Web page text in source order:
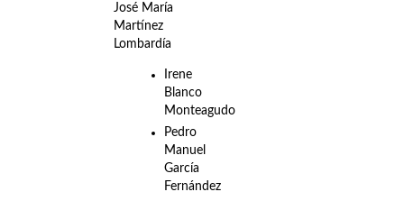
José María
Martínez
Lombardía
Irene
Blanco
Monteagudo
Pedro
Manuel
García
Fernández